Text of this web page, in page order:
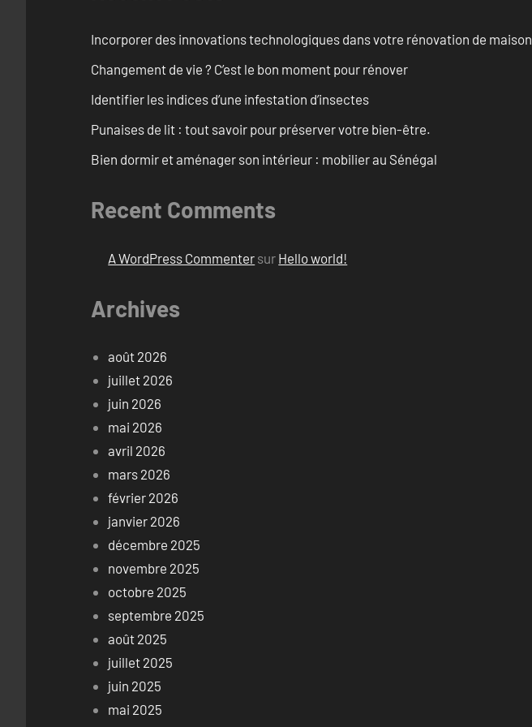
Incorporer des innovations technologiques dans votre rénovation de maison
Changement de vie ? C’est le bon moment pour rénover
Identifier les indices d’une infestation d’insectes
Punaises de lit : tout savoir pour préserver votre bien-être.
Bien dormir et aménager son intérieur : mobilier au Sénégal
Recent Comments
A WordPress Commenter sur Hello world!
Archives
août 2026
juillet 2026
juin 2026
mai 2026
avril 2026
mars 2026
février 2026
janvier 2026
décembre 2025
novembre 2025
octobre 2025
septembre 2025
août 2025
juillet 2025
juin 2025
mai 2025